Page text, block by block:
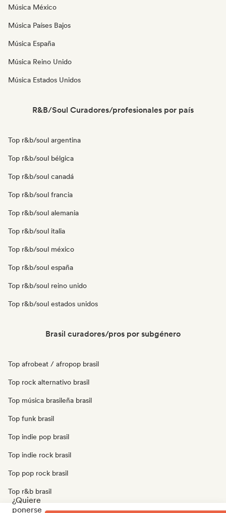
Música México
Música Países Bajos
Música España
Música Reino Unido
Música Estados Unidos
R&B/Soul Curadores/profesionales por país
Top r&b/soul argentina
Top r&b/soul bélgica
Top r&b/soul canadá
Top r&b/soul francia
Top r&b/soul alemania
Top r&b/soul italia
Top r&b/soul méxico
Top r&b/soul españa
Top r&b/soul reino unido
Top r&b/soul estados unidos
Brasil curadores/pros por subgénero
Top afrobeat / afropop brasil
Top rock alternativo brasil
Top música brasileña brasil
Top funk brasil
Top indie pop brasil
Top indie rock brasil
Top pop rock brasil
Top r&b brasil
Top soul brasil
¿Quiere
ponerse